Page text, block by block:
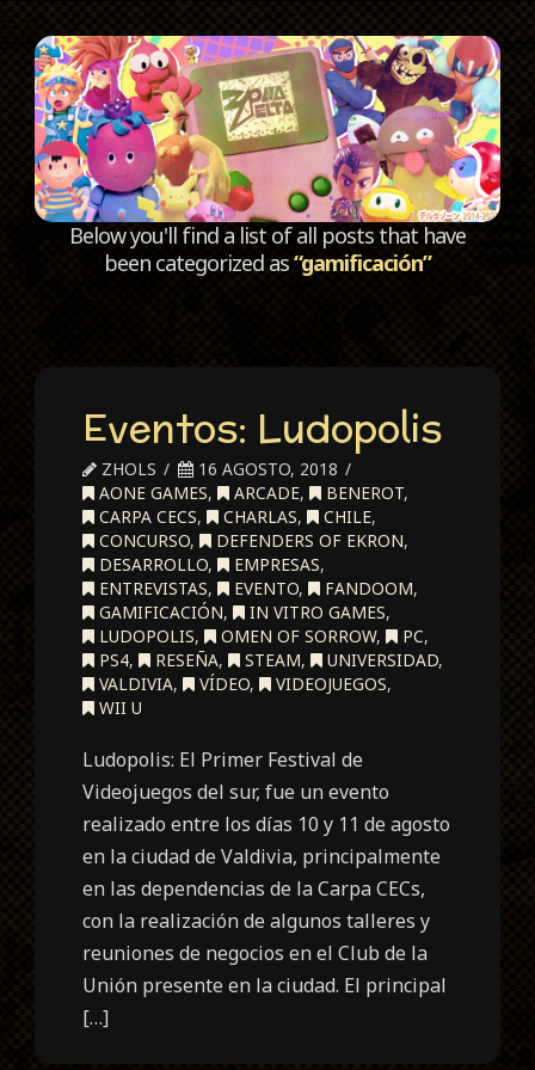
Below you'll find a list of all posts that have
been categorized as“gamificación”
Eventos: Ludopolis
ZHOLS
16 AGOSTO, 2018
AONE GAMES, ARCADE, BENEROT,
CARPA CECS, CHARLAS, CHILE,
CONCURSO, DEFENDERS OF EKRON,
DESARROLLO, EMPRESAS,
ENTREVISTAS, EVENTO, FANDOOM,
GAMIFICACIÓN, IN VITRO GAMES,
LUDOPOLIS, OMEN OF SORROW, PC,
PS4, RESEÑA, STEAM, UNIVERSIDAD,
VALDIVIA, VÍDEO, VIDEOJUEGOS,
WII U
Ludopolis: El Primer Festival de
Videojuegos del sur, fue un evento
realizado entre los días 10 y 11 de agosto
en la ciudad de Valdivia, principalmente
en las dependencias de la Carpa CECs,
con la realización de algunos talleres y
reuniones de negocios en el Club de la
Unión presente en la ciudad. El principal
[…]